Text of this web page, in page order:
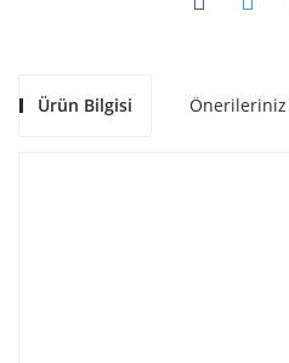
Ürün Bilgisi Önerileriniz